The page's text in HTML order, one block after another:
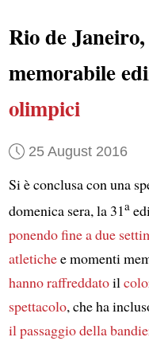
Rio de Janeiro,
memorabile
olimpici
25 August 2016
Si è conclusa con una
domenica sera, la 31a
ponendo fine a due
atletichee momenti
hanno raffreddatoil
spettacolo, che ha
il passaggio della